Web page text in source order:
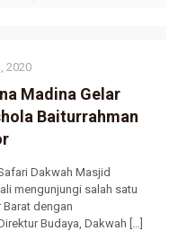
2020
Madina Gelar
Baiturrahman
Dakwah Masjid
mengunjungi salah satu
dengan
Budaya, Dakwah […]